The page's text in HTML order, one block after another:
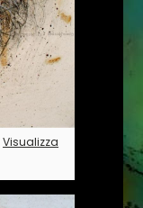
Visualizza